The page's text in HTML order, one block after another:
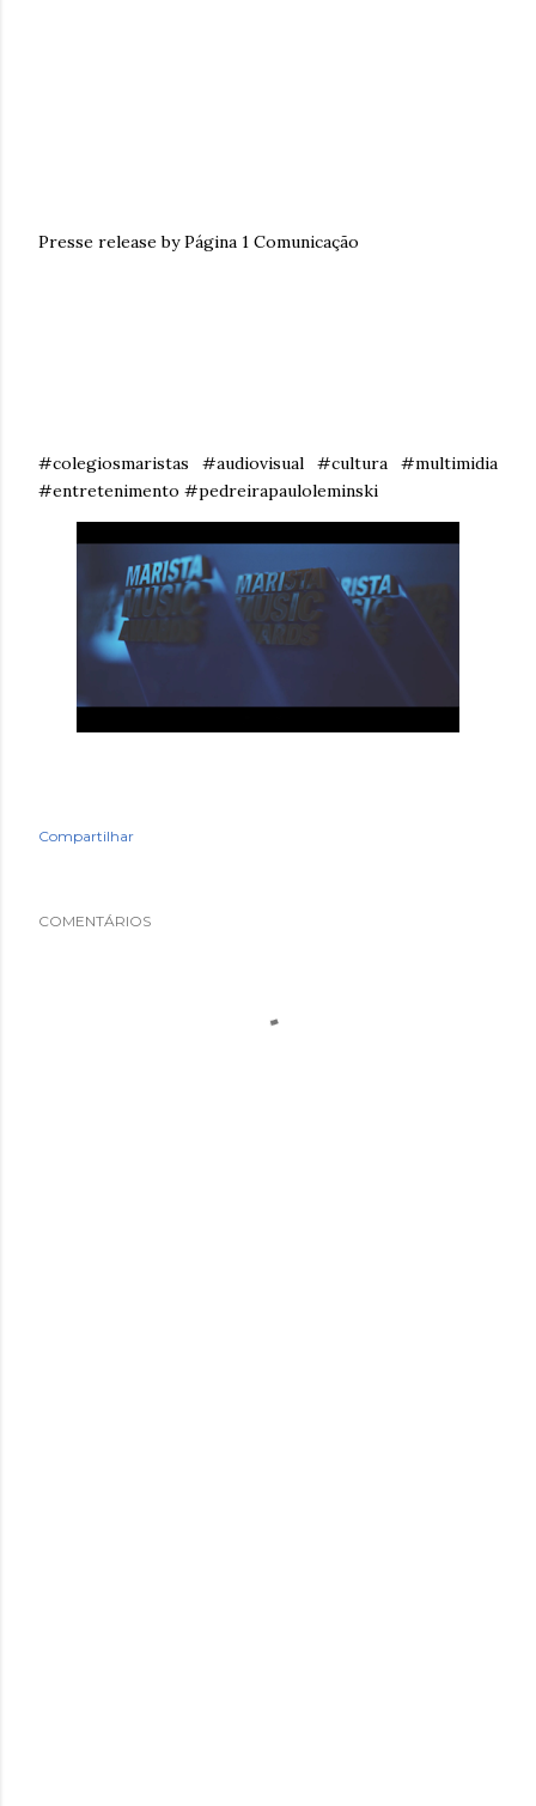
Presse release by Página 1 Comunicação
#colegiosmaristas #audiovisual #cultura #multimidia
#entretenimento #pedreirapauloleminski
Compartilhar
COMENTÁRIOS